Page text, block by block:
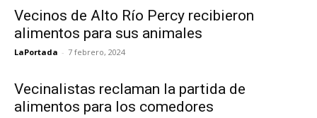
Vecinos de Alto Río Percy recibieron
alimentos para sus animales
LaPortada - 7 febrero, 2024
Vecinalistas reclaman la partida de
alimentos para los comedores